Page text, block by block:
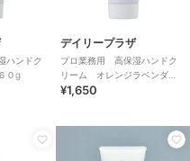
ハンドク
０g
デイリープラザ
プロ業務用 高保湿ハンドク
リーム オレンジラベンダ
ー ６０g
¥1,650